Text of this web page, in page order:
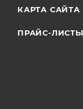
КАРТА САЙТА
ПРАЙС-ЛИСТЫ